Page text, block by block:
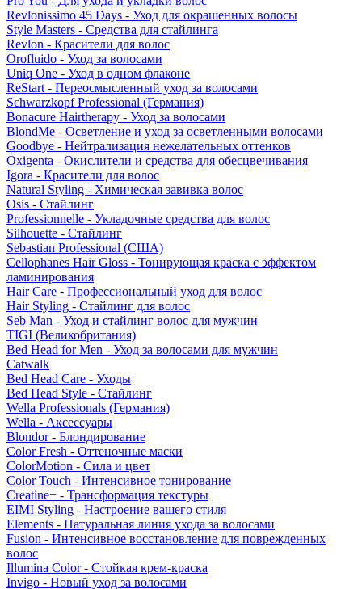
Revlonissimo 45 Days - Уход для окрашенных волосы
Style Masters - Средства для стайлинга
Revlon - Красители для волос
Orofluido - Уход за волосами
Uniq One - Уход в одном флаконе
ReStart - Переосмысленный уход за волосами
Schwarzkopf Professional (Германия)
Bonacure Hairtherapy - Уход за волосами
BlondMe - Осветление и уход за осветленными волосами
Goodbye - Нейтрализация нежелательных оттенков
Oxigenta - Окислители и средства для обесцвечивания
Igora - Красители для волос
Natural Styling - Химическая завивка волос
Osis - Стайлинг
Professionnelle - Укладочные средства для волос
Silhouette - Стайлинг
Sebastian Professional (США)
Cellophanes Hair Gloss - Тонирующая краска с эффектом
ламинирования
Hair Care - Профессиональный уход для волос
Hair Styling - Стайлинг для волос
Seb Man - Уход и стайлинг волос для мужчин
TIGI (Великобритания)
Bed Head for Men - Уход за волосами для мужчин
Catwalk
Bed Head Care - Уходы
Bed Head Style - Стайлинг
Wella Professionals (Германия)
Wella - Аксессуары
Blondor - Блондирование
Color Fresh - Оттеночные маски
ColorMotion - Сила и цвет
Color Touch - Интенсивное тонирование
Creatine+ - Трансформация текстуры
EIMI Styling - Настроение вашего стиля
Elements - Натуральная линия ухода за волосами
Fusion - Интенсивное восстановление для поврежденных
волос
Illumina Color - Стойкая крем-краска
Invigo - Новый уход за волосами